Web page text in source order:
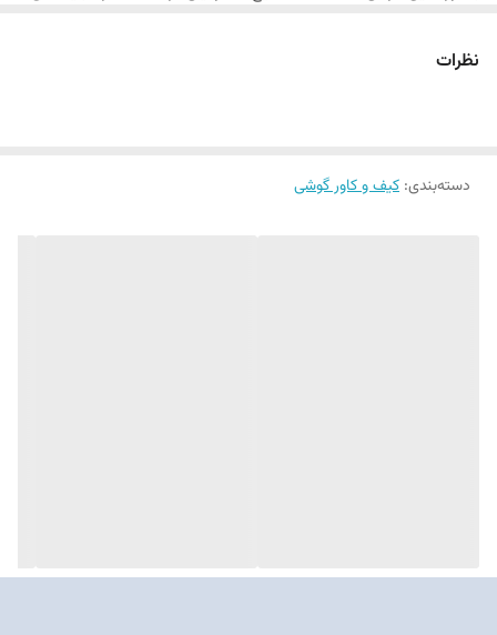
کیفیت خود را از دست نمی‌دهد.
نظرات
دسته‌بندی: کیف و کاور گوشی